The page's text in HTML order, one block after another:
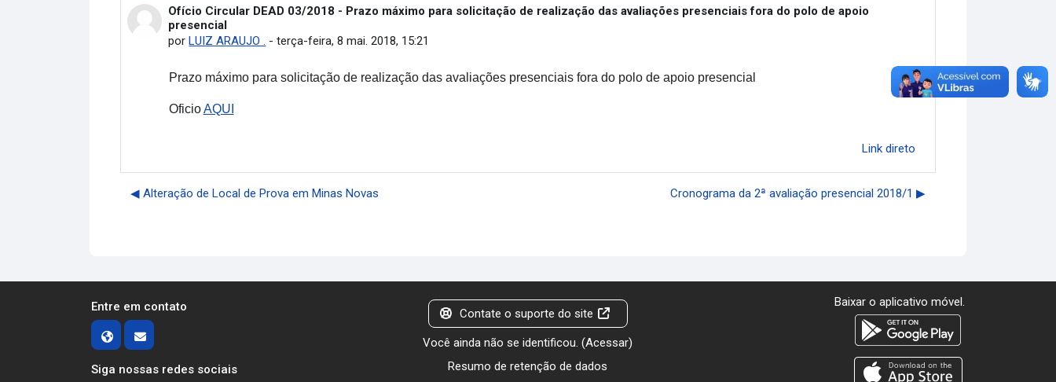
Ofício Circular DEAD 03/2018 - Prazo máximo para solicitação de realização das avaliações presenciais fora do polo de apoio
presencial
porLUIZ ARAUJO . -terça-feira, 8 mai. 2018, 15:21
Número de respostas: 0
Prazo máximo para solicitação de realização das avaliações presenciais fora do polo de apoio presencial
OficioAQUI
Link direto
◀︎ Alteração de Local de Prova em Minas Novas Cronograma da 2ª avaliação presencial 2018/1 ▶︎
Entre em contato
Siga nossas redes sociais
Contate o suporte do site
Você ainda não se identificou. (Acessar)
Resumo de retenção de dados
Baixar o aplicativo móvel.